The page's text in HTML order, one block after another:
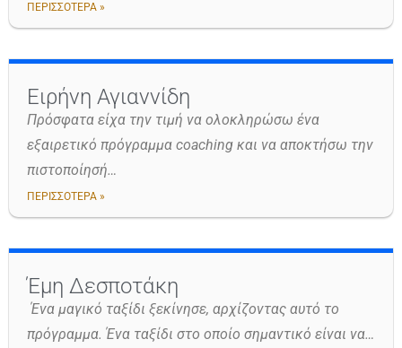
ΠΕΡΙΣΣΟΤΕΡΑ »
Ειρήνη Αγιαννίδη
Πρόσφατα είχα την τιμή να ολοκληρώσω ένα
εξαιρετικό πρόγραμμα coaching και να αποκτήσω την
πιστοποίησή…
ΠΕΡΙΣΣΟΤΕΡΑ »
Έμη Δεσποτάκη
Ένα μαγικό ταξίδι ξεκίνησε, αρχίζοντας αυτό το
πρόγραμμα. Ένα ταξίδι στο οποίο σημαντικό είναι να…